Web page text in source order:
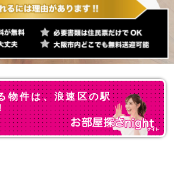
物件は、浪速区の駅